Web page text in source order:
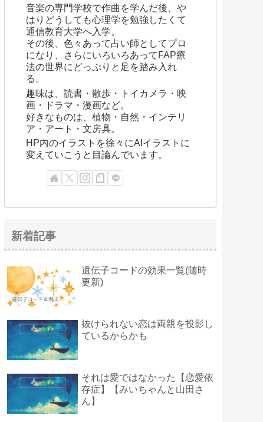
音楽の専門学校で作曲を学んだ後、や
はりどうしても心理学を勉強したくて
通信教育大学へ入学。
その後、色々あって占い師としてプロ
になり、さらにいろいろあってFAP療
法の世界にどっぷりと足を踏み入れ
る。
趣味は、読書・散歩・トイカメラ・映
画・ドラマ・漫画など。
好きなものは、植物・自然・インテリ
ア・アート・文房具。
HP内のイラストを徐々にAIイラストに
変えていこうと目論んでいます。
新着記事
遺伝子コードの効果一覧(随時
更新)
抜けられない恋は両親を投影し
ているからかも
それは愛ではなかった【恋愛依
存症】【みいちゃんと山田さ
ん】